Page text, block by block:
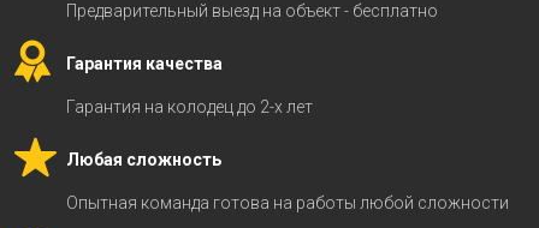
Предварительный выезд на объект - бесплатно
Гарантия качества
Гарантия на колодец до 2-х лет
Любая сложность
Опытная команда готова на работы любой сложности